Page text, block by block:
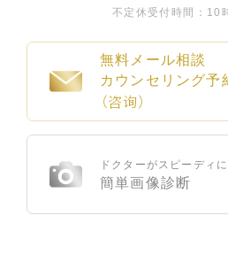
不定休 受付時間：10
無料メール相談
カウンセリング予
（咨询）
ドクターがスピーディ
簡単画像診断